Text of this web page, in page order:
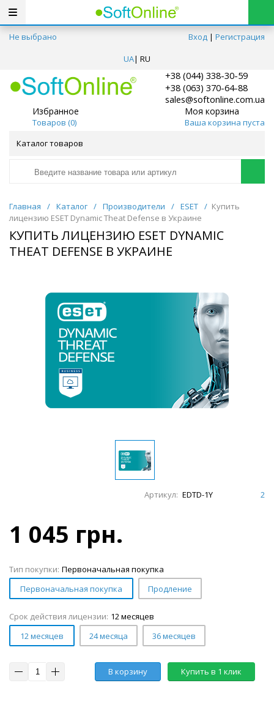
Не выбрано Вход | Регистрация
UA| RU
+38 (044) 338-30-59
+38 (063) 370-64-88
sales@softonline.com.ua
Избранное
Товаров (0)
Моя корзина
Ваша корзина пуста
Каталог товаров
Главная / Каталог / Производители / ESET / Купить
лицензию ESET Dynamic Theat Defense в Украине
КУПИТЬ ЛИЦЕНЗИЮ ESET DYNAMIC
THEAT DEFENSE В УКРАИНЕ
Артикул: EDTD-1Y 2
1 045 грн.
Тип покупки: Первоначальная покупка
Первоначальная покупка
Продление
Срок действия лицензии: 12 месяцев
12 месяцев
24 месяца 36 месяцев
В корзину Купить в 1 клик